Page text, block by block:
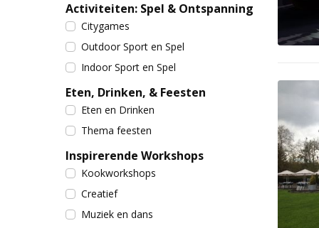
Activiteiten: Spel & Ontspanning
Citygames
Outdoor Sport en Spel
Indoor Sport en Spel
Eten, Drinken, & Feesten
Eten en Drinken
Thema feesten
Inspirerende Workshops
Kookworkshops
Creatief
Muziek en dans